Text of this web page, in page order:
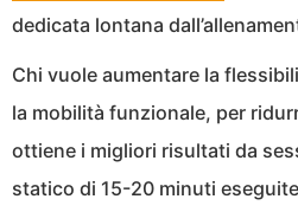
dedicata lontana
Chi vuole aumentare la
la mobilità funzionale, per
ottiene i migliori risultati da
statico di 15-20 minuti